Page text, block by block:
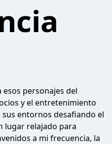
personajes del
y el entretenimiento
entornos desafiando el
lugar relajado para
a mi frecuencia, la